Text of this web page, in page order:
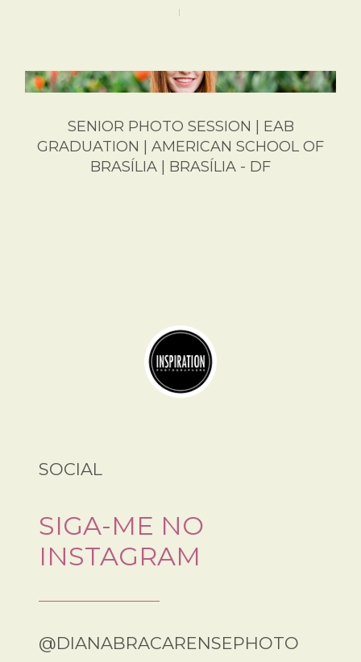
SENIOR PHOTO SESSION | EAB
GRADUATION | AMERICAN SCHOOL OF
BRASÍLIA | BRASÍLIA - DF
SOCIAL
SIGA-ME NO
INSTAGRAM
@DIANABRACARENSEPHOTO